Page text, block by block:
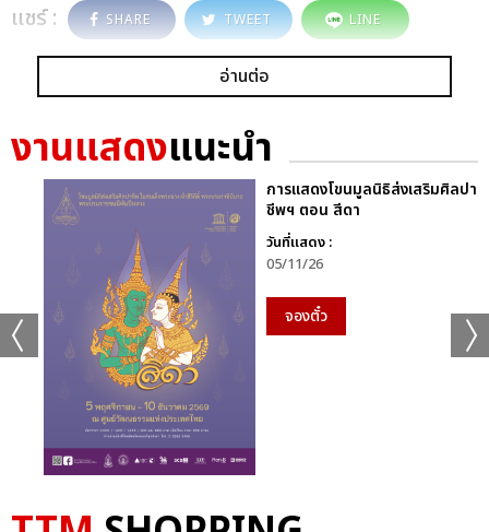
แชร์ : SHARE TWEET LINE
อ่านต่อ
งานแสดงแนะนำ
การแสดงโขนมูลนิธิส่งเสริมศิลปา
ชีพฯ ตอน สีดา
วันที่แสดง :
05/11/26
จองตั๋ว